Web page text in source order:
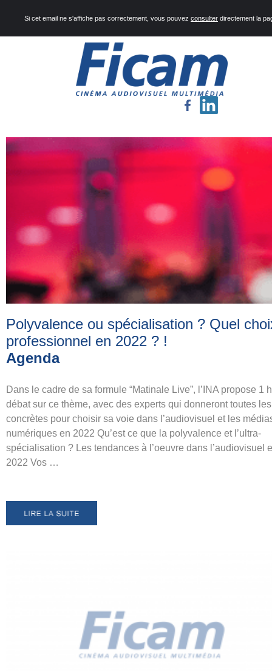
Si cet email ne s'affiche pas correctement, vous pouvez consulter directement la
Polyvalence ou spécialisation ? Quel
professionnel en 2022 ? !
Agenda
Dans le cadre de sa formule “Matinale Live”, l’INA propose 1
débat sur ce thème, avec des experts qui donneront toutes
concrètes pour choisir sa voie dans l’audiovisuel et les
numériques en 2022 Qu’est ce que la polyvalence et l’ultra-
spécialisation ? Les tendances à l’oeuvre dans l’audiovisuel
2022 Vos …